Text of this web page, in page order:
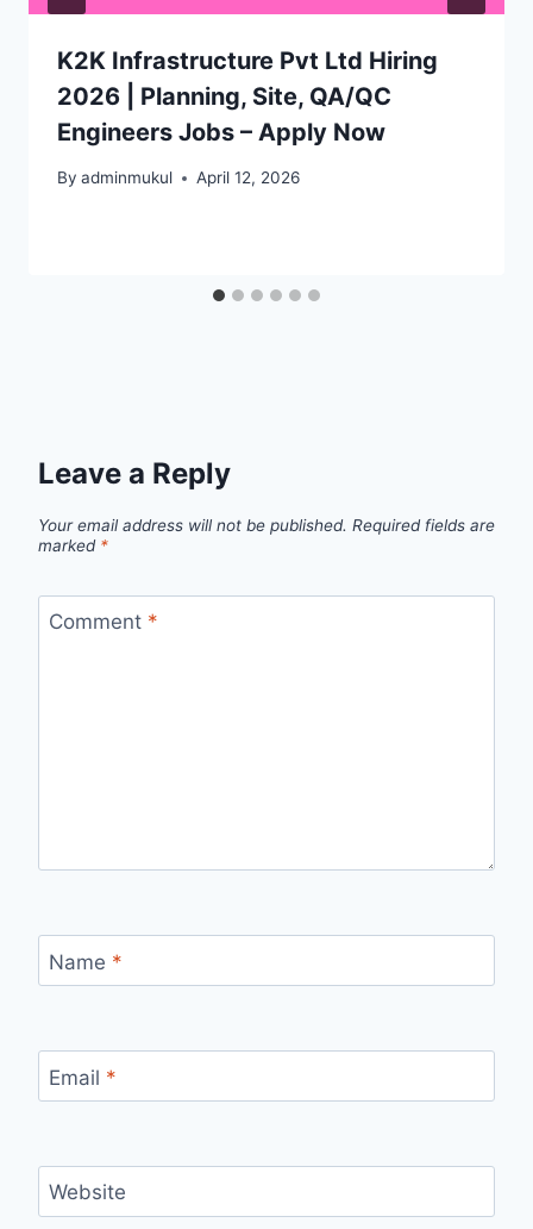
K2K Infrastructure Pvt Ltd Hiring
2026 | Planning, Site, QA/QC
Engineers Jobs – Apply Now
By adminmukul April 12, 2026
Leave a Reply
Your email address will not be published. Required fields are
marked *
Comment *
Name *
Email *
Website